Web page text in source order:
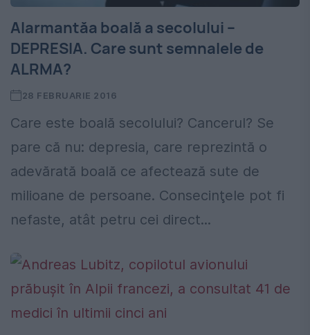
Alarmantăa boală a secolului –
DEPRESIA. Care sunt semnalele de
ALRMA?
28 FEBRUARIE 2016
Care este boală secolului? Cancerul? Se
pare că nu: depresia, care reprezintă o
adevărată boală ce afectează sute de
milioane de persoane. Consecinţele pot fi
nefaste, atât petru cei direct...